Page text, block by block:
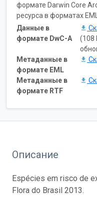
формате Darwin Core
ресурса в форматах
Данные в
формате DwC-A
(108
Метаданные в
формате EML
Метаданные в
формате RTF
Описание
Espécies em risco de
Flora do Brasil 2013.